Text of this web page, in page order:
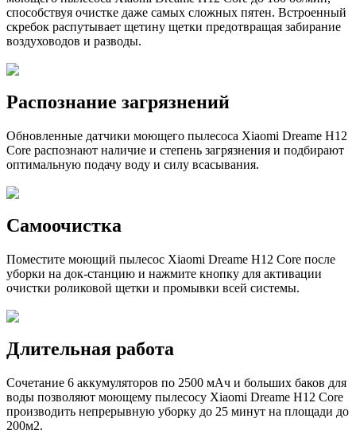
способствуя очистке даже самых сложных пятен. Встроенный
скребок распутывает щетину щетки предотвращая забирание
воздуховодов и разводы.
Распознание загрязнений
Обновленные датчики моющего пылесоса Xiaomi Dreame H12
Core распознают наличие и степень загрязнения и подбирают
оптимальную подачу воду и силу всасывания.
Самоочистка
Поместите моющий пылесос Xiaomi Dreame H12 Core после
уборки на док-станцию и нажмите кнопку для активации
очистки роликовой щетки и промывки всей системы.
Длительная работа
Сочетание 6 аккумуляторов по 2500 мАч и больших баков для
воды позволяют моющему пылесосу Xiaomi Dreame H12 Core
производить непрерывную уборку до 25 минут на площади до
200м2.